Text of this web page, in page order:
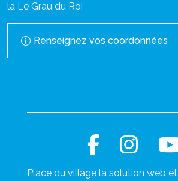
la Le Grau du Roi
Renseignez vos coordonnées
Place du village la solution web et